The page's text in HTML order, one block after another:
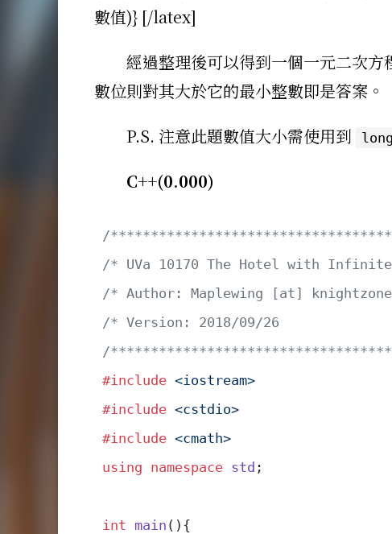
數值)} [/latex]
經過整理後可以得到一個一元二次
數位則對其大於它的最小整數即是答案。
P.S. 注意此題數值大小需使用到
C++(0.000)
/
/* UVa 10170 The Hotel with
/* Author: Maplewing [at]
/* Version: 2018/09/26
/
#include <iostream>
#include <cstdio>
#include <cmath>
using namespace std ;
int main (){